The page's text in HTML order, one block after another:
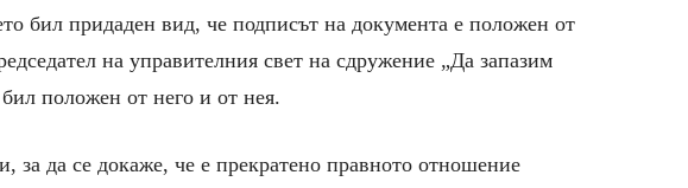
бил придаден вид, че подписът на документа е положен от
на управителния свет на сдружение „Да запазим
положен от него и от нея.
за да се докаже, че е прекратено правното отношение